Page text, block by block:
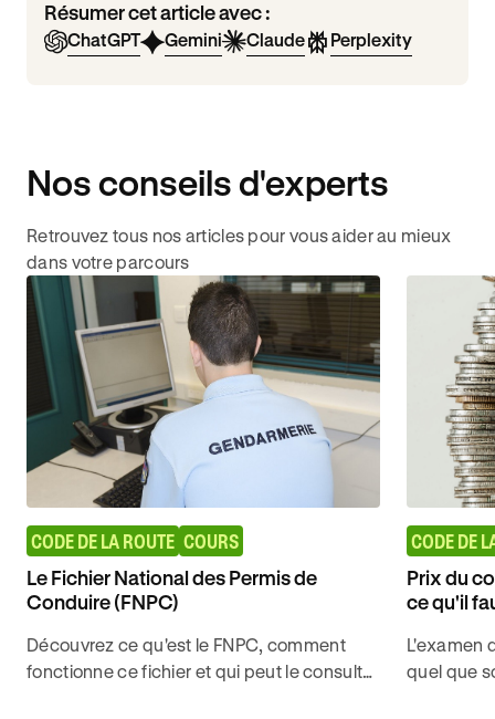
Résumer cet article avec :
ChatGPT Gemini Claude Perplexity
Nos conseils d'experts
Retrouvez tous nos articles pour vous aider au mieux
dans votre parcours
CODE DE LA ROUTE COURS
Le Fichier National des Permis de
Conduire (FNPC)
Découvrez ce qu'est le FNPC, comment
fonctionne ce fichier et qui peut le consulter
CODE DE
Prix du
ce qu'il
L'examen
quel que